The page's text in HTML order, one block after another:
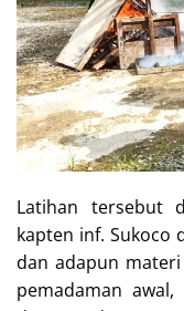
Latihan tersebut
kapten inf. Sukoco
dan adapun
pemadaman